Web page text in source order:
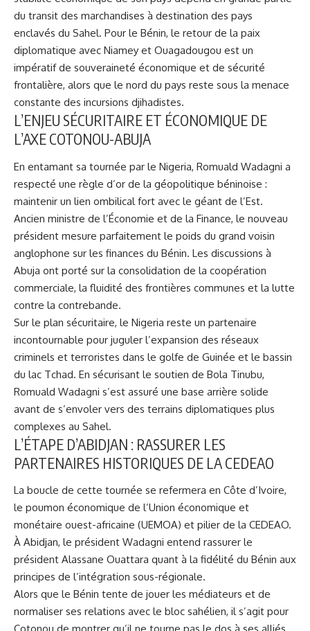
du transit des marchandises à destination des pays
enclavés du Sahel. Pour le Bénin, le retour de la paix
diplomatique avec Niamey et Ouagadougou est un
impératif de souveraineté économique et de sécurité
frontalière, alors que le nord du pays reste sous la menace
constante des incursions djihadistes.
L’ENJEU SÉCURITAIRE ET ÉCONOMIQUE DE
L’AXE COTONOU-ABUJA
En entamant sa tournée par le Nigeria, Romuald Wadagni a
respecté une règle d’or de la géopolitique béninoise :
maintenir un lien ombilical fort avec le géant de l’Est.
Ancien ministre de l’Économie et de la Finance, le nouveau
président mesure parfaitement le poids du grand voisin
anglophone sur les finances du Bénin. Les discussions à
Abuja ont porté sur la consolidation de la coopération
commerciale, la fluidité des frontières communes et la lutte
contre la contrebande.
Sur le plan sécuritaire, le Nigeria reste un partenaire
incontournable pour juguler l’expansion des réseaux
criminels et terroristes dans le golfe de Guinée et le bassin
du lac Tchad. En sécurisant le soutien de Bola Tinubu,
Romuald Wadagni s’est assuré une base arrière solide
avant de s’envoler vers des terrains diplomatiques plus
complexes au Sahel.
L’ÉTAPE D’ABIDJAN : RASSURER LES
PARTENAIRES HISTORIQUES DE LA CEDEAO
La boucle de cette tournée se refermera en Côte d’Ivoire,
le poumon économique de l’Union économique et
monétaire ouest-africaine (UEMOA) et pilier de la CEDEAO.
À Abidjan, le président Wadagni entend rassurer le
président Alassane Ouattara quant à la fidélité du Bénin aux
principes de l’intégration sous-régionale.
Alors que le Bénin tente de jouer les médiateurs et de
normaliser ses relations avec le bloc sahélien, il s’agit pour